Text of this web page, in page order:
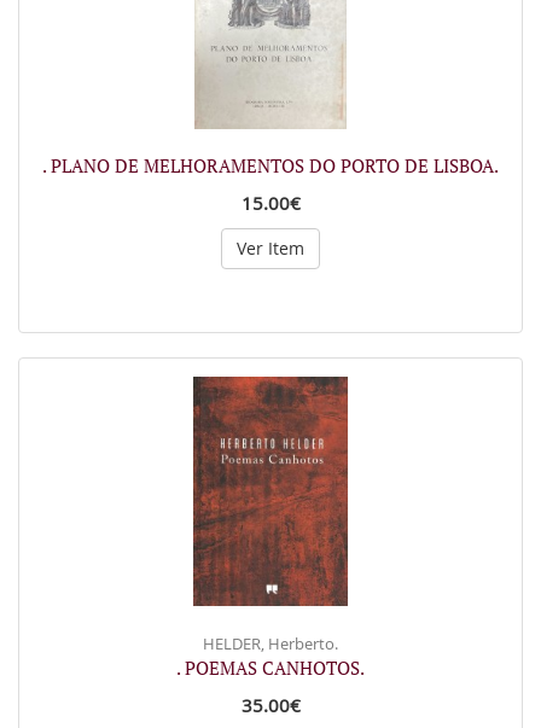
. PLANO DE MELHORAMENTOS DO PORTO DE LISBOA.
15.00€
Ver Item
HELDER, Herberto.
. POEMAS CANHOTOS.
35.00€